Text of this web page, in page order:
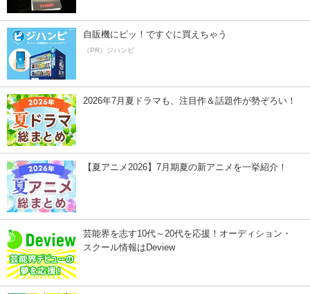
自販機にピッ！ですぐに買えちゃう
（PR）ジハンピ
2026年7月夏ドラマも、注目作＆話題作が勢ぞろい！
【夏アニメ2026】7月期夏の新アニメを一挙紹介！
芸能界を志す10代～20代を応援！オーディション・
スクール情報はDeview